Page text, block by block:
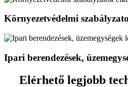
Környezetvédelmi
Ipari berendezések,
Elérhető legjobb